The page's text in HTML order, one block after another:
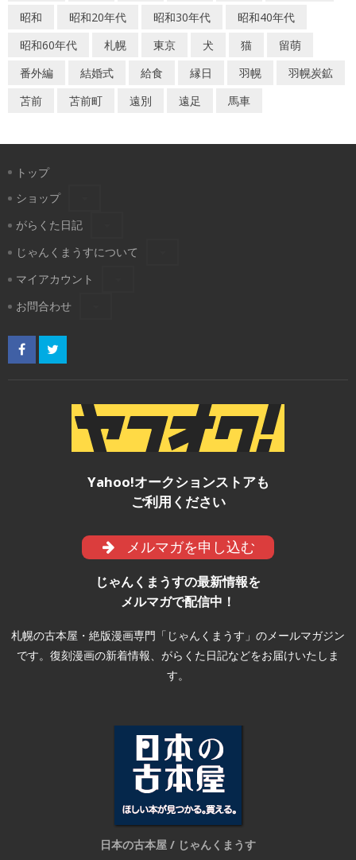
昭和
昭和20年代 昭和30年代
昭和40年代
昭和60年代
札幌 東京 犬 猫
留萌
番外編
結婚式 給食 縁日 羽幌
羽幌炭鉱
苫前
苫前町 遠別 遠足 馬車
トップ
ショップ
がらくた日記
じゃんくまうすについて
マイアカウント
お問合わせ
Yahoo!オークションストアも
ご利用ください
メルマガを申し込む
じゃんくまうすの最新情報を
メルマガで配信中！
札幌の古本屋・絶版漫画専門「じゃんくまうす」のメールマガジン
です。復刻漫画の新着情報、がらくた日記などをお届けいたしま
す。
日本の古本屋 / じゃんくまうす